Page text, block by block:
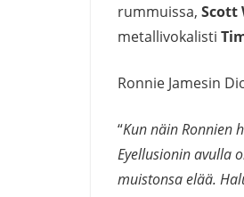
rummuissa, Scott
metallivokalisti
Ronnie Jamesin
“Kun näin Ronnien
Eyellusionin avulla
muistonsa elää.